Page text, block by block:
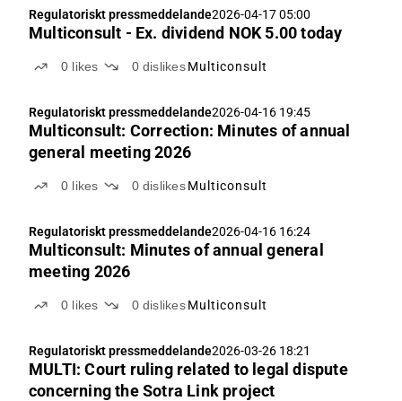
Regulatoriskt pressmeddelande2026-04-17 05:00
Multiconsult - Ex. dividend NOK 5.00 today
0 likes 0 dislikes Multiconsult
Regulatoriskt pressmeddelande2026-04-16 19:45
Multiconsult: Correction: Minutes of annual
general meeting 2026
0 likes 0 dislikes Multiconsult
Regulatoriskt pressmeddelande2026-04-16 16:24
Multiconsult: Minutes of annual general
meeting 2026
0 likes 0 dislikes Multiconsult
Regulatoriskt pressmeddelande2026-03-26 18:21
MULTI: Court ruling related to legal dispute
concerning the Sotra Link project